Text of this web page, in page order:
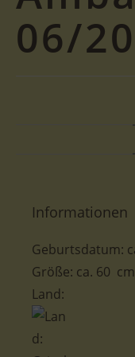
06/
Informationen
Geburtsdatum:
Größe: ca. 60 cm
Land: